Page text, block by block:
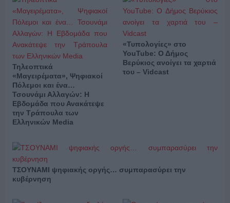
Τηλεοπτικά
«Μαγειρέματα», Ψηφιακοί
Πόλεμοι και ένα…
Τσουνάμι Αλλαγών: Η
Εβδομάδα που Ανακάτεψε
την Τράπουλα των
Ελληνικών Media
«Τυπολογίες» στο
YouTube: Ο Δήμος
Βερύκιος ανοίγει τα χαρτιά
του – Vidcast
ΤΣΟΥΝΑΜΙ ψηφιακής οργής… συμπαρασύρει την
κυβέρνηση